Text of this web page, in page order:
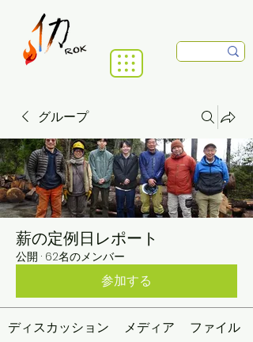
グループ
薪の定例日レポート
公開 · 62名のメンバー
参加する
ディスカッション メディア ファイル